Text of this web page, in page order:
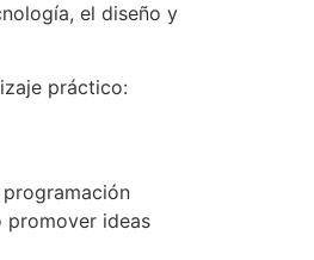
el diseño y
práctico:
promover ideas